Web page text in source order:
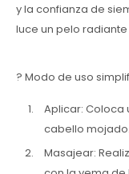
y la confianza de
luce un pelo
? Modo de uso
Aplicar:
cabello mojado.
Masajear: